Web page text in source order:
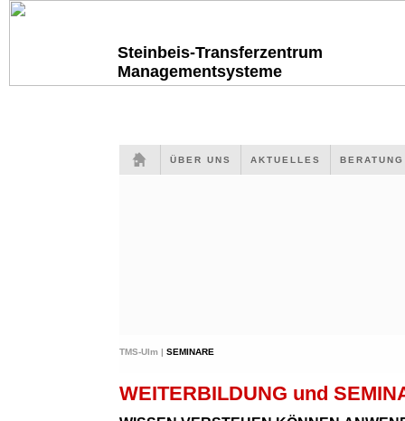
Steinbeis-Transferzentrum
Managementsysteme
ÜBER UNS AKTUELLES
TMS-Ulm | SEMINARE
WEITERBILDUNG und